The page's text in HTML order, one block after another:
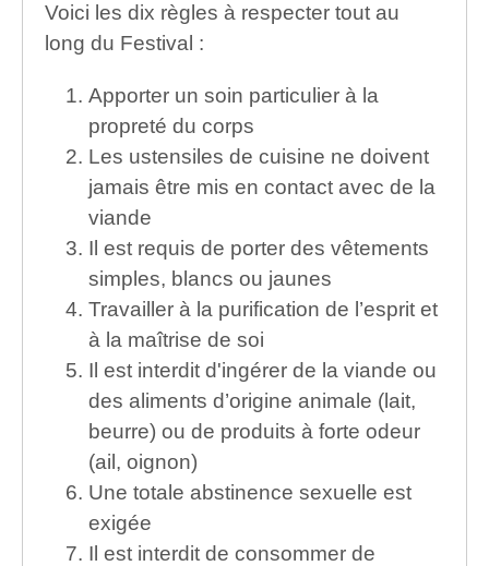
Voici les dix règles à respecter tout au
long du Festival :
Apporter un soin particulier à la
propreté du corps
Les ustensiles de cuisine ne doivent
jamais être mis en contact avec de la
viande
Il est requis de porter des vêtements
simples, blancs ou jaunes
Travailler à la purification de l’esprit et
à la maîtrise de soi
Il est interdit d'ingérer de la viande ou
des aliments d’origine animale (lait,
beurre) ou de produits à forte odeur
(ail, oignon)
Une totale abstinence sexuelle est
exigée
Il est interdit de consommer de